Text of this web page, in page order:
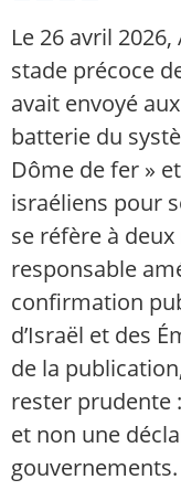
Le 26 avril
stade précoce
avait envoyé
batterie du
Dôme de fer »
israéliens pour
se réfère à
responsable
confirmation
d’Israël et des
de la
rester prudente
et non une
gouvernements.